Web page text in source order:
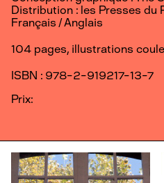
Distribution : les Presses du
Français / Anglais
104 pages, illustrations
ISBN : 978-2-919217-13-7
Prix: